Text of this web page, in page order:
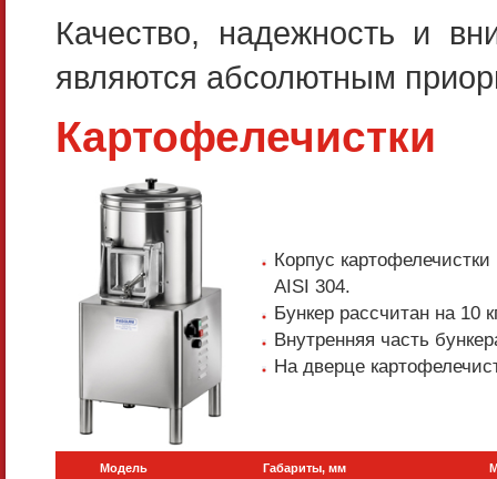
Качество, надежность и
являются абсолютным
Картофелечистки
Корпус
AISI 304.
Бункер рассчитан на 10
Внутренняя часть
На дверце
Модель Габариты, мм